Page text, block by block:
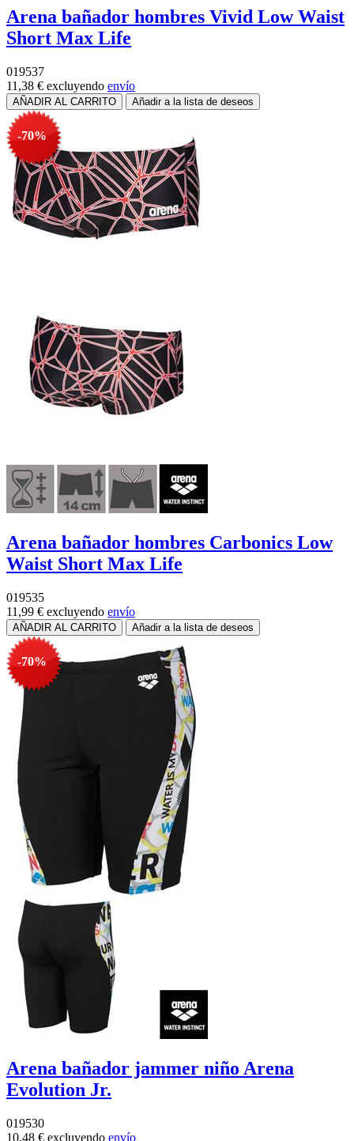
Arena bañador hombres Vivid Low Waist
Short Max Life
019537
11,38 € excluyendo envío
-70%
Arena bañador hombres Carbonics Low
Waist Short Max Life
019535
11,99 € excluyendo envío
-70%
Arena bañador jammer niño Arena
Evolution Jr.
019530
10,48 € excluyendo envío